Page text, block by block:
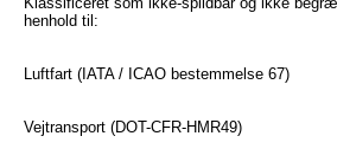
henhold til:
Luftfart (IATA / ICAO bestemmelse 67)
Vejtransport (DOT-CFR-HMR49)